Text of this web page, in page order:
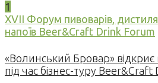
1
XVII Форум пивоварів,
напоїв Beer&Craft Drink Forum
«Волинський Бровар» відкриє
під час бізнес-туру